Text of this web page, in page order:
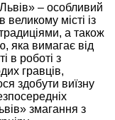
– особливий
місті із
а також
яка вимагає від
в роботі з
гравців,
здобути виїзну
змагання з